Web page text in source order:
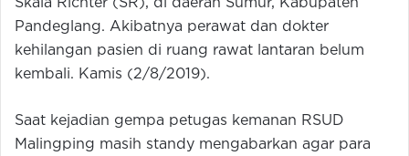
Skala Richter (SR), di daerah Sumur, Kabupaten
Pandeglang. Akibatnya perawat dan dokter
kehilangan pasien di ruang rawat lantaran belum
kembali. Kamis (2/8/2019).
Saat kejadian gempa petugas kemanan RSUD
Malingping masih standy mengabarkan agar para